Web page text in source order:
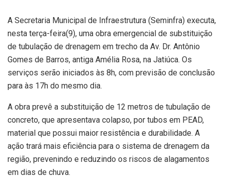
A Secretaria Municipal de Infraestrutura (Seminfra) executa,
nesta terça-feira(9), uma obra emergencial de substituição
de tubulação de drenagem em trecho da Av. Dr. Antônio
Gomes de Barros, antiga Amélia Rosa, na Jatiúca. Os
serviços serão iniciados às 8h, com previsão de conclusão
para às 17h do mesmo dia.
A obra prevê a substituição de 12 metros de tubulação de
concreto, que apresentava colapso, por tubos em PEAD,
material que possui maior resistência e durabilidade. A
ação trará mais eficiência para o sistema de drenagem da
região, prevenindo e reduzindo os riscos de alagamentos
em dias de chuva.